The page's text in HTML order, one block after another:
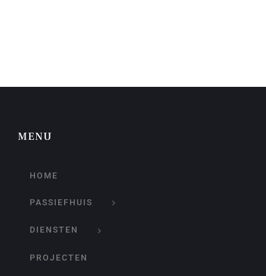
MENU
HOME
PASSIEFHUIS
DIENSTEN
PROJECTEN